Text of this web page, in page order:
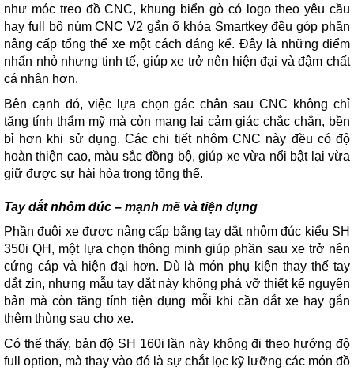
như móc treo đồ CNC, khung biển gò có logo theo yêu cầu
hay full bộ núm CNC V2 gắn ổ khóa Smartkey đều góp phần
nâng cấp tổng thể xe một cách đáng kể. Đây là những điểm
nhấn nhỏ nhưng tinh tế, giúp xe trở nên hiện đại và đậm chất
cá nhân hơn.
Bên cạnh đó, việc lựa chọn gác chân sau CNC không chỉ
tăng tính thẩm mỹ mà còn mang lại cảm giác chắc chắn, bền
bỉ hơn khi sử dụng. Các chi tiết nhôm CNC này đều có độ
hoàn thiện cao, màu sắc đồng bộ, giúp xe vừa nổi bật lại vừa
giữ được sự hài hòa trong tổng thể.
Tay dắt nhôm đúc – mạnh mẽ và tiện dụng
Phần đuôi xe được nâng cấp bằng tay dắt nhôm đúc kiểu SH
350i QH, một lựa chọn thông minh giúp phần sau xe trở nên
cứng cáp và hiện đại hơn. Dù là món phụ kiện thay thế tay
dắt zin, nhưng mẫu tay dắt này không phá vỡ thiết kế nguyên
bản mà còn tăng tính tiện dụng mỗi khi cần dắt xe hay gắn
thêm thùng sau cho xe.
Có thể thấy, bản độ SH 160i lần này không đi theo hướng độ
full option, mà thay vào đó là sự chắt lọc kỹ lưỡng các món đồ